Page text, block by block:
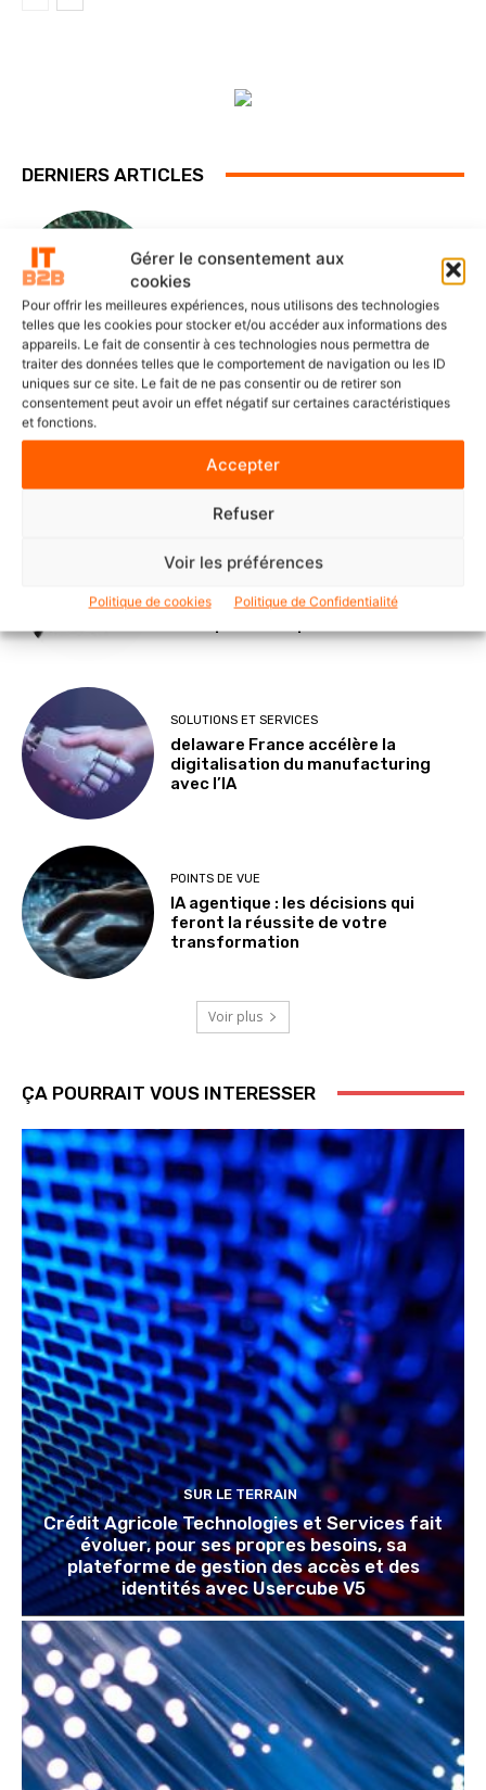
Gérer le consentement aux
cookies
Pour offrir les meilleures expériences, nous utilisons des technologies
telles que les cookies pour stocker et/ou accéder aux informations des
appareils. Le fait de consentir à ces technologies nous permettra de
traiter des données telles que le comportement de navigation ou les ID
uniques sur ce site. Le fait de ne pas consentir ou de retirer son
consentement peut avoir un effet négatif sur certaines caractéristiques
et fonctions.
Accepter
Refuser
Voir les préférences
Politique de cookies Politique de Confidentialité
DERNIERS ARTICLES
SOLUTIONS ET SERVICES
ITS Group construit les fondations
d’une IA souveraine et maîtrisée
POINTS DE VUE
Le Mode IA de Google, ou le Shadow
AI qui n’a plus besoin de l’ombre
NOMINATIONS ET CARNETS
de Country Leader pour la France et
SOLUTIONS ET SERVICES
delaware France accélère la
digitalisation du manufacturing
avec l’IA
POINTS DE VUE
IA agentique : les décisions qui
feront la réussite de votre
transformation
Voir plus
ÇA POURRAIT VOUS INTERESSER
SUR LE TERRAIN
Crédit Agricole Technologies et Services fait
évoluer, pour ses propres besoins, sa
plateforme de gestion des accès et des
identités avec Usercube V5